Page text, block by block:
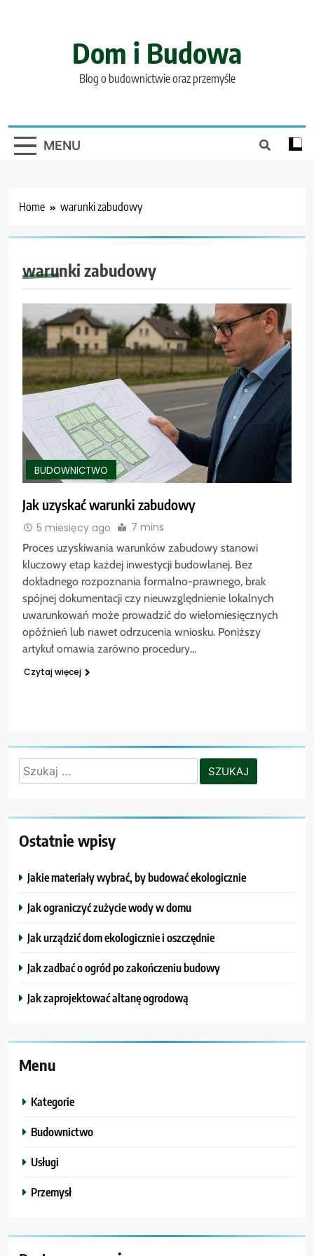
Dom i Budowa
Blog o budownictwie oraz przemyśle
MENU
Home warunki zabudowy
warunki zabudowy
BUDOWNICTWO
Jak uzyskać warunki zabudowy
5 miesięcy ago 7 mins
Proces uzyskiwania warunków zabudowy stanowi
kluczowy etap każdej inwestycji budowlanej. Bez
dokładnego rozpoznania formalno-prawnego, brak
spójnej dokumentacji czy nieuwzględnienie lokalnych
uwarunkowań może prowadzić do wielomiesięcznych
opóźnień lub nawet odrzucenia wniosku. Poniższy
artykuł omawia zarówno procedury…
Czytaj więcej
Szukaj:
Ostatnie wpisy
Jakie materiały wybrać, by budować ekologicznie
Jak ograniczyć zużycie wody w domu
Jak urządzić dom ekologicznie i oszczędnie
Jak zadbać o ogród po zakończeniu budowy
Jak zaprojektować altanę ogrodową
Menu
Kategorie
Budownictwo
Usługi
Przemysł